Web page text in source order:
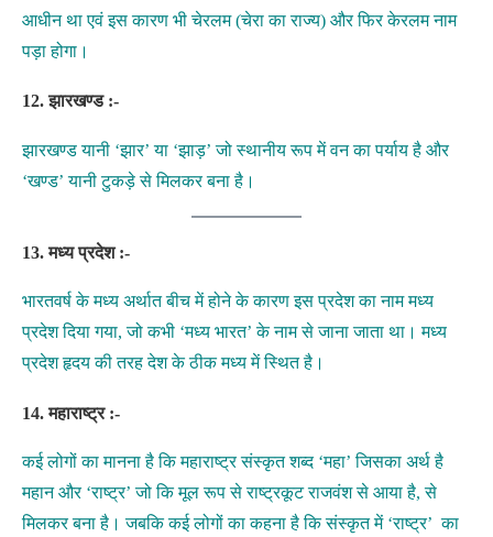
आधीन था एवं इस कारण भी चेरलम (चेरा का राज्य) और फिर केरलम नाम
पड़ा होगा।
12.झारखण्ड :-
झारखण्ड यानी ‘झार’ या ‘झाड़’ जो स्थानीय रूप में वन का पर्याय है और
‘खण्ड’ यानी टुकड़े से मिलकर बना है।
13.मध्य प्रदेश :-
भारतवर्ष के मध्य अर्थात बीच में होने के कारण इस प्रदेश का नाम मध्य
प्रदेश दिया गया, जो कभी ‘मध्य भारत’ के नाम से जाना जाता था। मध्य
प्रदेश हृदय की तरह देश के ठीक मध्‍य में स्थित है।
14.महाराष्ट्र :-
कई लोगों का मानना है कि महाराष्ट्र संस्कृत शब्द ‘महा’ जिसका अर्थ है
महान और ‘राष्ट्र’ जो कि मूल रूप से राष्ट्रकूट राजवंश से आया है, से
मिलकर बना है। जबकि कई लोगों का कहना है कि संस्कृत में ‘राष्ट्र’ का